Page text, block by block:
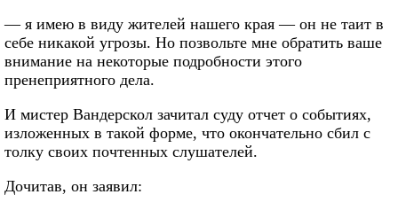
— я имею в виду жителей нашего края — он не таит в
себе никакой угрозы. Но позвольте мне обратить ваше
внимание на некоторые подробности этого
пренеприятного дела.
И мистер Вандерскол зачитал суду отчет о событиях,
изложенных в такой форме, что окончательно сбил с
толку своих почтенных слушателей.
Дочитав, он заявил: